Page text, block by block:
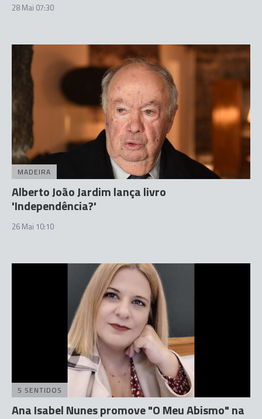
28 Mai 07:30
MADEIRA
Alberto João Jardim lança livro
'Independência?'
26 Mai 10:10
5 SENTIDOS
Ana Isabel Nunes promove "O Meu Abismo" na